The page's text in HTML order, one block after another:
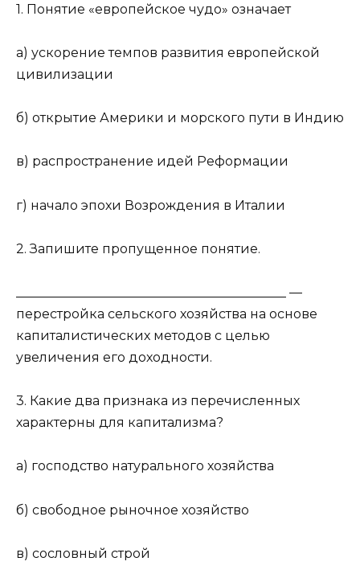
1. Понятие «европейское чудо» означает
а) ускорение темпов развития европейской
цивилизации
б) открытие Америки и морского пути в Индию
в) распространение идей Реформации
г) начало эпохи Возрождения в Италии
2. Запишите пропущенное понятие.
__________________________________________ —
перестройка сельского хозяйства на основе
капиталистических методов с целью
увеличения его доходности.
3. Какие два признака из перечисленных
характерны для капитализма?
а) господство натурального хозяйства
б) свободное рыночное хозяйство
в) сословный строй